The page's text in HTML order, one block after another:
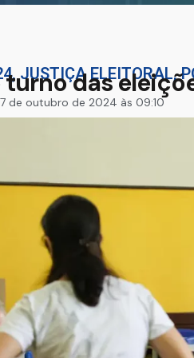
,JUSTIÇA ELEITORAL,
turno das
de outubro de 2024 às 09:10